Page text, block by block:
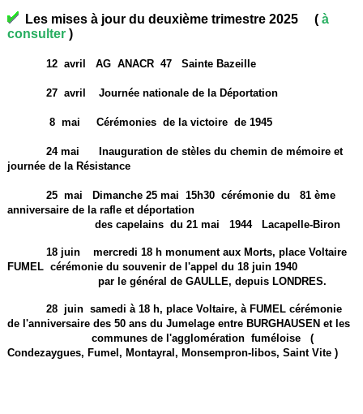
Les mises à jour du deuxième trimestre 2025 (à
consulter )
12 avril AG ANACR 47 Sainte Bazeille
27 avril Journée nationale de la Déportation
8 mai Cérémonies de la victoire de 1945
24 mai Inauguration de stèles du chemin de mémoire et
journée de la Résistance
25 mai Dimanche 25 mai 15h30 cérémonie du 81 ème
anniversaire de la rafle et déportation
des capelains du 21 mai 1944 Lacapelle-Biron
18 juin mercredi 18 h monument aux Morts, place Voltaire
FUMEL cérémonie du souvenir de l'appel du 18 juin 1940
par le général de GAULLE, depuis LONDRES.
28 juin samedi à 18 h, place Voltaire, à FUMEL cérémonie
de l'anniversaire des 50 ans du Jumelage entre BURGHAUSEN et les
communes de l'agglomération fuméloise (
Condezaygues, Fumel, Montayral, Monsempron-libos, Saint Vite )